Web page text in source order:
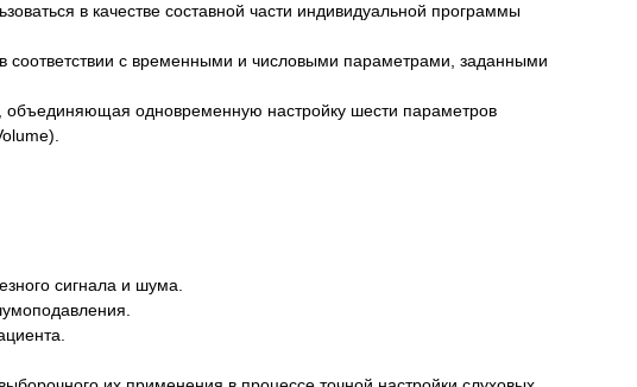
в качестве составной части индивидуальной программы
соответствии с временными и числовыми параметрами, заданными
объединяющая одновременную настройку шести параметров
сигнала и шума.